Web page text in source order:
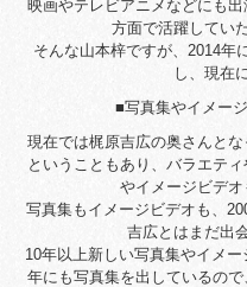
映画やテレビアニメなどにも
方面で活躍してい
そんな山本梓ですが、2014年
し、現在
■写真集やイメー
現在では梶原吉広の奥さんと
ということもあり、バラエテ
やイメージビデオ
写真集もイメージビデオも、
吉広とはまだ出
10年以上新しい写真集やイメ
年にも写真集を出しているの